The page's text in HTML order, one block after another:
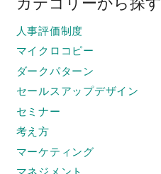
人事評価制度
マイクロコピー
ダークパターン
セールスアップデザイン
セミナー
考え方
マーケティング